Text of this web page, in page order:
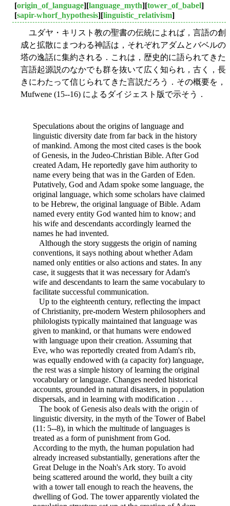
[origin_of_language][language_myth][tower_of_babel]
[sapir-whorf_hypothesis][linguistic_relativism]
ユダヤ・キリスト教の聖書の伝統によれば，言語の創
成と拡散にまつわる神話は，それぞれアダムとバベルの
塔の逸話に集約される．これは，歴史的に語られてきた
言語起源説のなかでも群を抜いて広く知られ，古く，長
きにわたって信じられてきた言説だろう．その概要を，
Mufwene (15--16) によるダイジェスト版で示そう．
Speculations about the origins of language and
linguistic diversity date from far back in the history
of mankind. Among the most cited cases is the book
of Genesis, in the Judeo-Christian Bible. After God
created Adam, He reportedly gave him authority to
name every being that was in the Garden of Eden.
Putatively, God and Adam spoke some language, the
original language, which some scholars have claimed
to be Hebrew, the original language of Bible. Adam
named every entity God wanted him to know; and
his wife and descendants accordingly learned the
names he had invented.
Although the story suggests the origin of naming
conventions, it says nothing about whether Adam
named only entities or also actions and states. In any
case, it suggests that it was necessary for Adam's
wife and descendants to learn the same vocabulary to
facilitate successful communication.
Up to the eighteenth century, reflecting the impact
of Christianity, pre-modern Western philosophers and
philologists typically maintained that language was
given to mankind, or that humans were endowed
with language upon their creation. Assuming that
Eve, who was reportedly created from Adam's rib,
was equally endowed with (a capacity for) language,
the rest was a simple history of learning the original
vocabulary or language. Changes needed historical
accounts, grounded in natural disasters, in population
dispersals, and in learning with modification . . . .
The book of Genesis also deals with the origin of
linguistic diversity, in the myth of the Tower of Babel
(11: 5--8), in which the multitude of languages is
treated as a form of punishment from God.
According to the myth, the human population had
already increased substantially, generations after the
Great Deluge in the Noah's Ark story. To avoid
being scattered around the world, they built a city
with a tower tall enough to reach the heavens, the
dwelling of God. The tower apparently violated the